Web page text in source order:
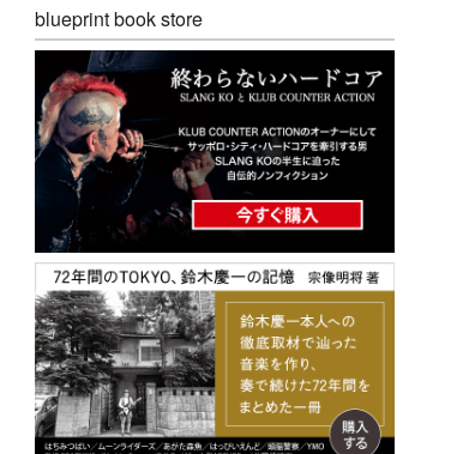
blueprint book store